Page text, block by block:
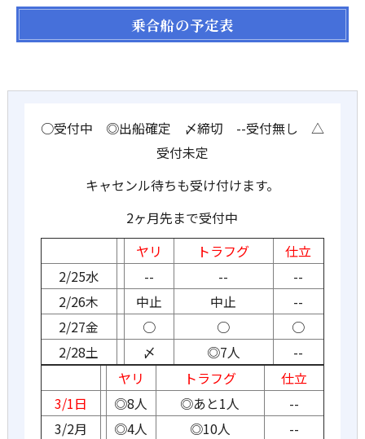
乗合船の予定表
○受付中 ◎出船確定 〆締切 --受付無し △
受付未定
キャセンル待ちも受け付けます。
2ヶ月先まで受付中
ヤリ
トラフグ
仕立
2/25水
-- --
--
2/26木
中止 中止
--
2/27金
○ ○
○
2/28土
〆 ◎7人
--
ヤリ
トラフグ
仕立
3/1日
◎8人 ◎あと1人
--
3/2月
◎4人 ◎10人
--